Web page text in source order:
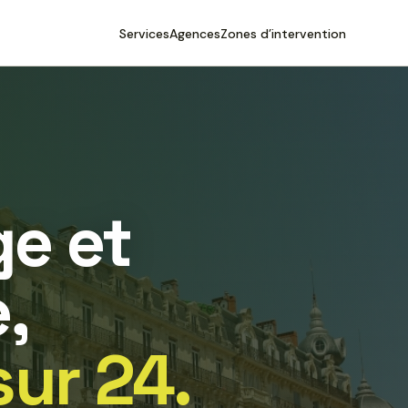
ServicesAgencesZones d’intervention
et
24.